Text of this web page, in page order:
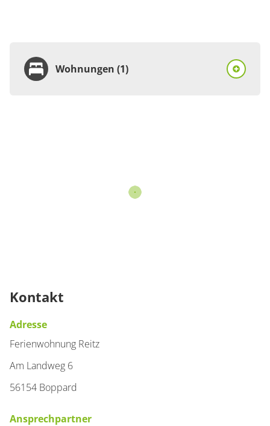
Wohnungen (1)
Details anzeigen
Kontakt
Adresse
Ferienwohnung Reitz
Am Landweg 6
56154 Boppard
Ansprechpartner